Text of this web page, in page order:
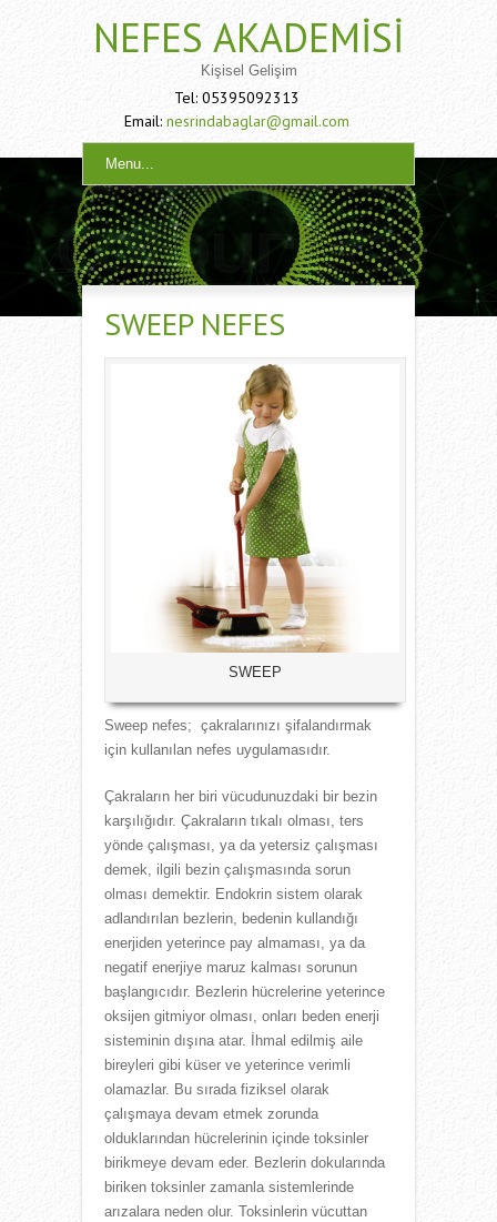
NEFES AKADEMISI
Kişisel Gelişim
Tel: 05395092313
Email: nesrindabaglar@gmail.com
Menu...
SWEEP NEFES
SWEEP
Sweep nefes; çakralarınızı şifalandırmak
için kullanılan nefes uygulamasıdır.
Çakraların her biri vücudunuzdaki bir bezin
karşılığıdır. Çakraların tıkalı olması, ters
yönde çalışması, ya da yetersiz çalışması
demek, ilgili bezin çalışmasında sorun
olması demektir. Endokrin sistem olarak
adlandırılan bezlerin, bedenin kullandığı
enerjiden yeterince pay almaması, ya da
negatif enerjiye maruz kalması sorunun
başlangıcıdır. Bezlerin hücrelerine yeterince
oksijen gitmiyor olması, onları beden enerji
sisteminin dışına atar. İhmal edilmiş aile
bireyleri gibi küser ve yeterince verimli
olamazlar. Bu sırada fiziksel olarak
çalışmaya devam etmek zorunda
olduklarından hücrelerinin içinde toksinler
birikmeye devam eder. Bezlerin dokularında
biriken toksinler zamanla sistemlerinde
arızalara neden olur. Toksinlerin vücuttan